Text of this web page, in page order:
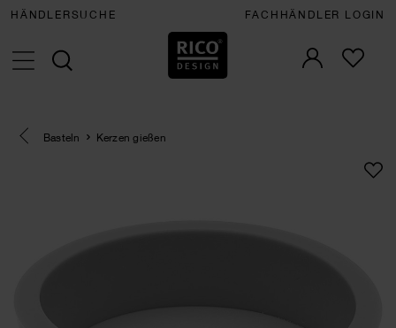
HÄNDLERSUCHE FACHHÄNDLER LOGIN
Eine Kategorie zurück navigieren
Basteln Kerzen gießen